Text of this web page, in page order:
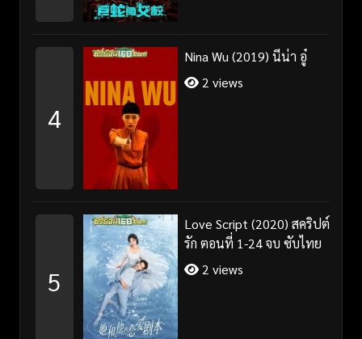
4
Nina Wu (2019) นีน่า อู๋
2 views
5
Love Script (2020) สคริปต์
รัก ตอนที่ 1-24 จบ ซับไทย
2 views